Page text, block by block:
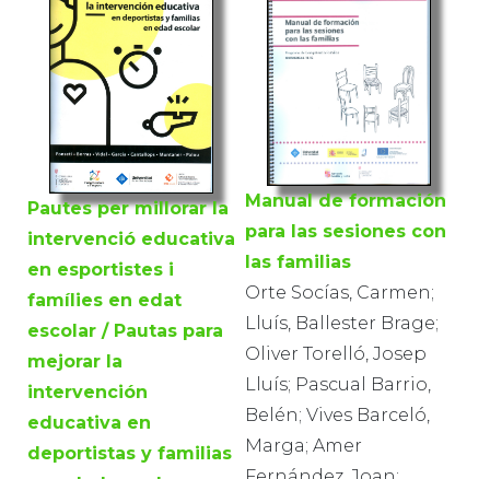
Pautes per millorar la
intervenció educativa
en esportistes i
famílies en edat
escolar / Pautas para
mejorar la
intervención
educativa en
deportistas y familias
Manual de formación
para las sesiones con
las familias
Orte Socías, Carmen;
Lluís, Ballester Brage;
Oliver Torelló, Josep
Lluís; Pascual Barrio,
Belén; Vives Barceló,
Marga; Amer